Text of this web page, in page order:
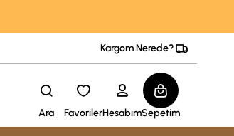
Kargom Nerede?
Ara FavorilerHesabımSepetim